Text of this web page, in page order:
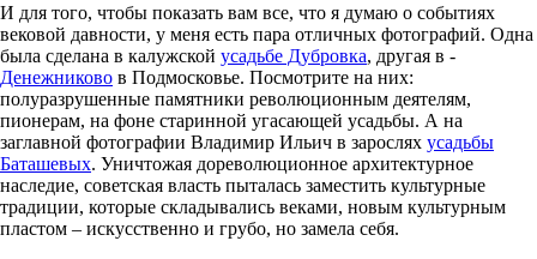
И для того, чтобы показать вам все, что я думаю о событиях
вековой давности, у меня есть пара отличных фотографий. Одна
была сделана в калужской усадьбе Дубровка, другая в -
Денежниково в Подмосковье. Посмотрите на них:
полуразрушенные памятники революционным деятелям,
пионерам, на фоне старинной угасающей усадьбы. А на
заглавной фотографии Владимир Ильич в зарослях усадьбы
Баташевых. Уничтожая дореволюционное архитектурное
наследие, советская власть пыталась заместить культурные
традиции, которые складывались веками, новым культурным
пластом – искусственно и грубо, но замела себя.